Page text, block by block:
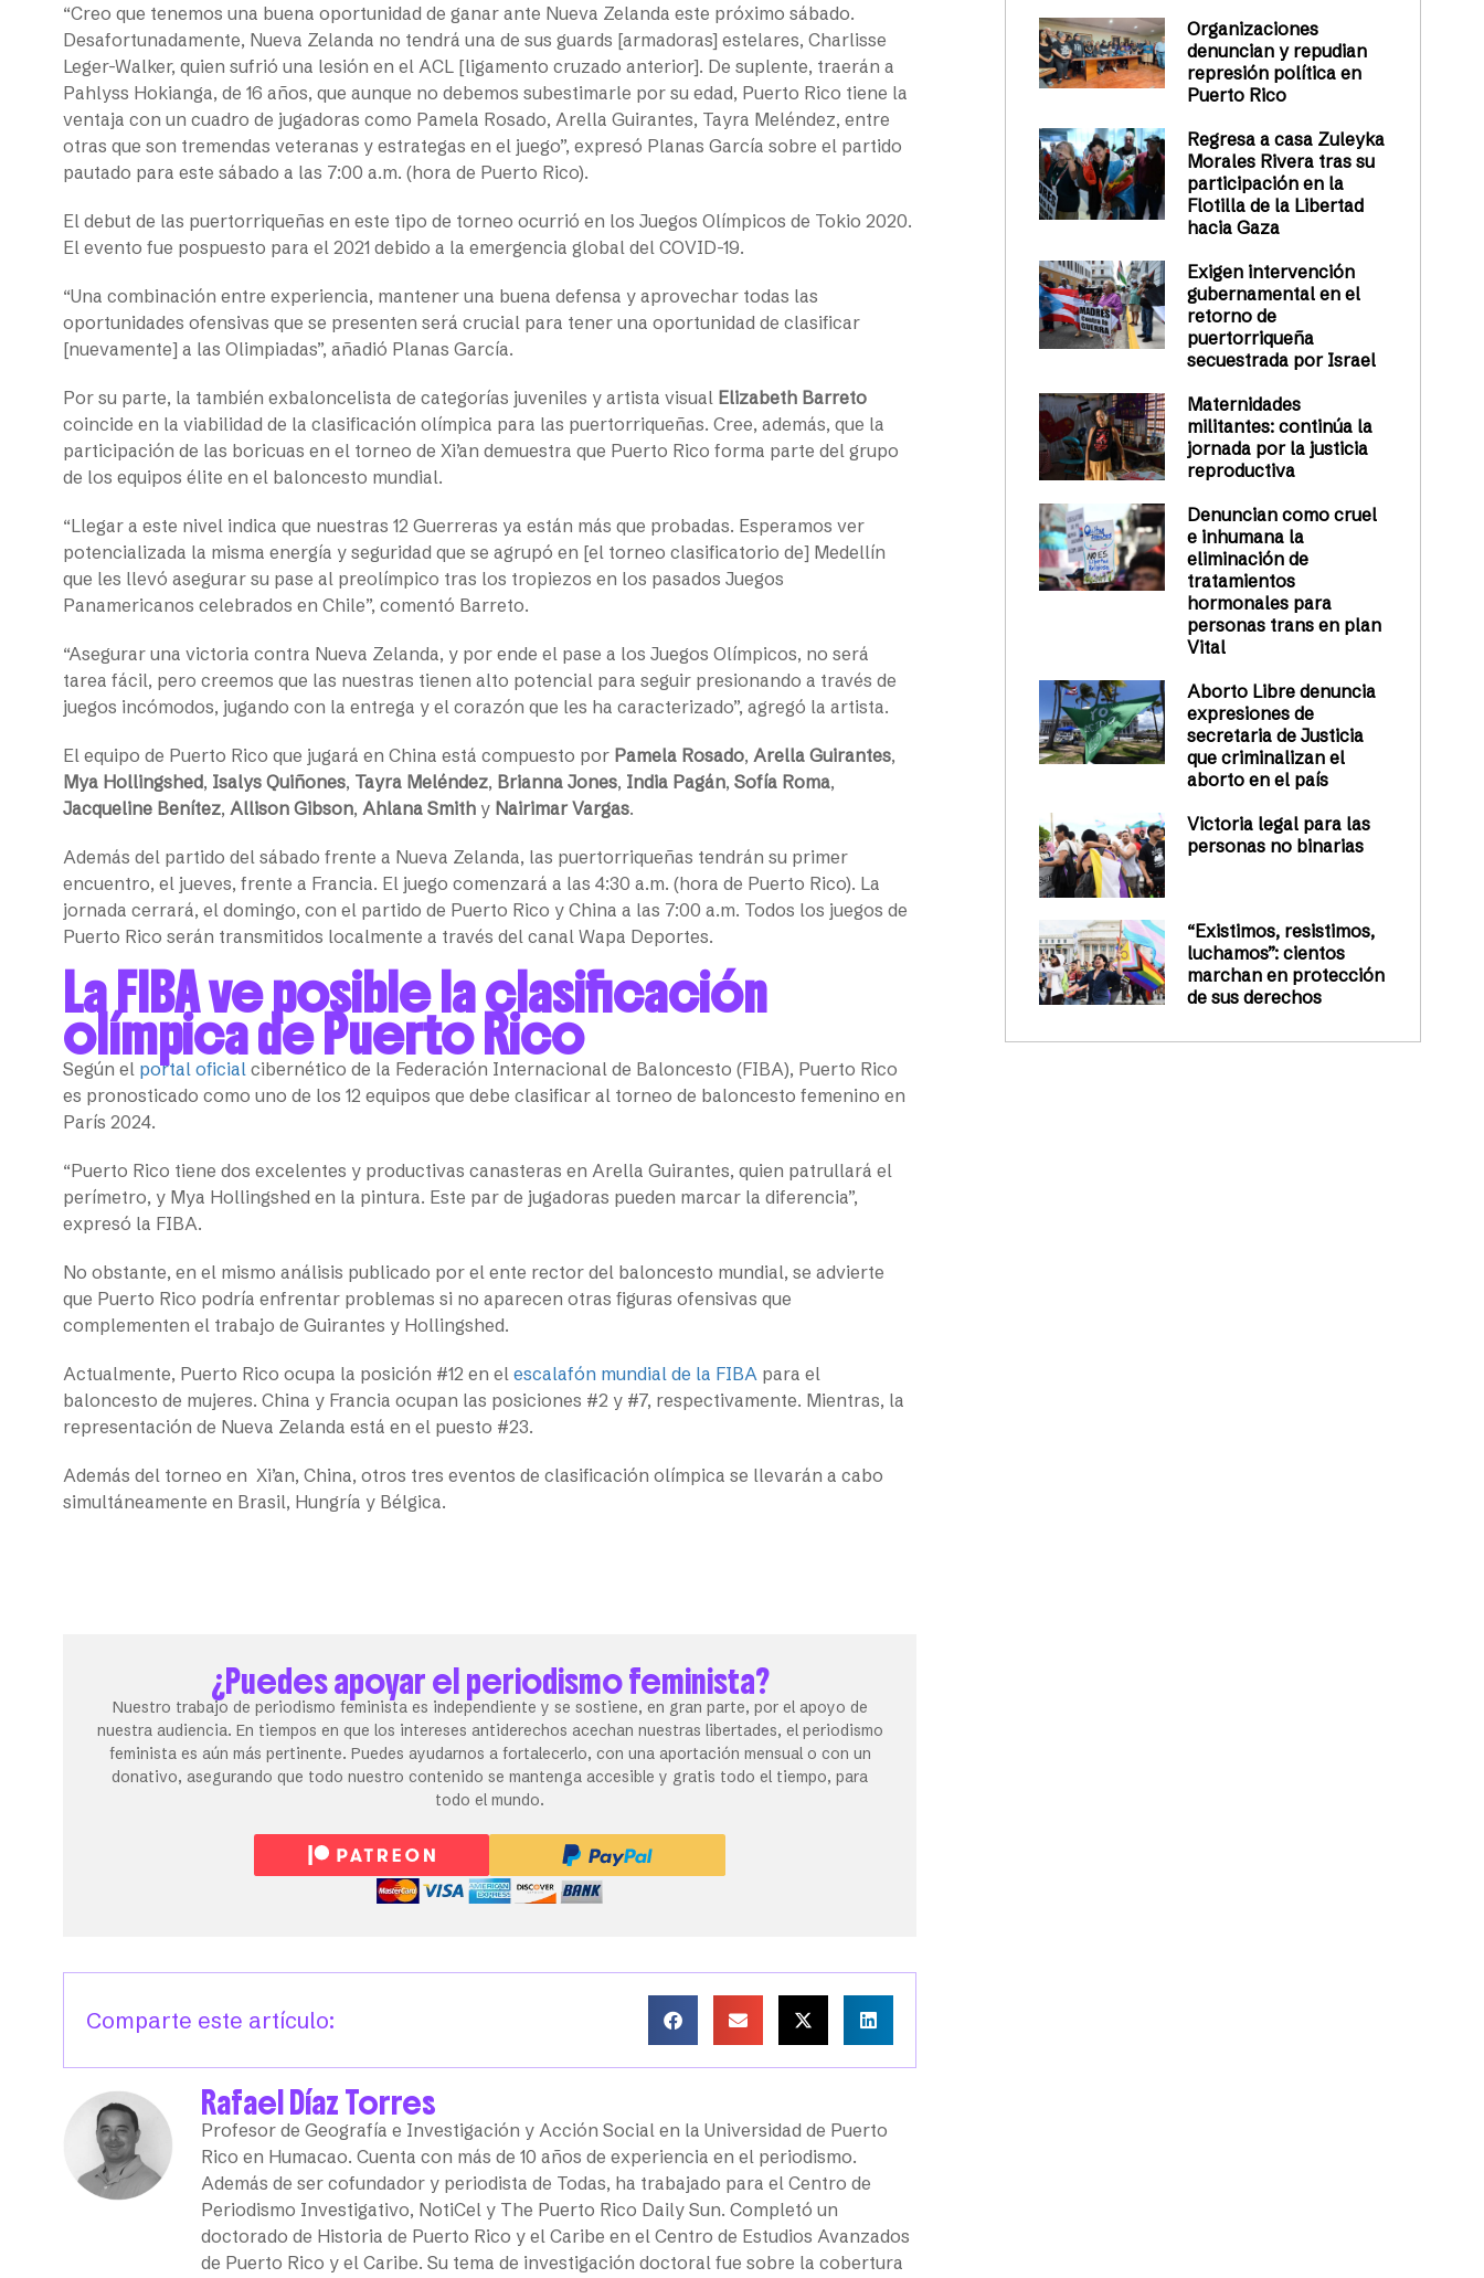
“Creo que tenemos una buena oportunidad de ganar ante Nueva Zelanda este próximo sábado.
Desafortunadamente, Nueva Zelanda no tendrá una de sus guards [armadoras] estelares, Charlisse
Leger-Walker, quien sufrió una lesión en el ACL [ligamento cruzado anterior]. De suplente, traerán a
Pahlyss Hokianga, de 16 años, que aunque no debemos subestimarle por su edad, Puerto Rico tiene la
ventaja con un cuadro de jugadoras como Pamela Rosado, Arella Guirantes, Tayra Meléndez, entre
otras que son tremendas veteranas y estrategas en el juego”, expresó Planas García sobre el partido
pautado para este sábado a las 7:00 a.m. (hora de Puerto Rico).
El debut de las puertorriqueñas en este tipo de torneo ocurrió en los Juegos Olímpicos de Tokio 2020.
El evento fue pospuesto para el 2021 debido a la emergencia global del COVID-19.
“Una combinación entre experiencia, mantener una buena defensa y aprovechar todas las
oportunidades ofensivas que se presenten será crucial para tener una oportunidad de clasificar
[nuevamente] a las Olimpiadas”, añadió Planas García.
Por su parte, la también exbaloncelista de categorías juveniles y artista visual Elizabeth Barreto
coincide en la viabilidad de la clasificación olímpica para las puertorriqueñas. Cree, además, que la
participación de las boricuas en el torneo de Xi’an demuestra que Puerto Rico forma parte del grupo
de los equipos élite en el baloncesto mundial.
“Llegar a este nivel indica que nuestras 12 Guerreras ya están más que probadas. Esperamos ver
potencializada la misma energía y seguridad que se agrupó en [el torneo clasificatorio de] Medellín
que les llevó asegurar su pase al preolímpico tras los tropiezos en los pasados Juegos
Panamericanos celebrados en Chile”, comentó Barreto.
“Asegurar una victoria contra Nueva Zelanda, y por ende el pase a los Juegos Olímpicos, no será
tarea fácil, pero creemos que las nuestras tienen alto potencial para seguir presionando a través de
juegos incómodos, jugando con la entrega y el corazón que les ha caracterizado”, agregó la artista.
El equipo de Puerto Rico que jugará en China está compuesto por Pamela Rosado, Arella Guirantes,
Mya Hollingshed, Isalys Quiñones, Tayra Meléndez, Brianna Jones, India Pagán, Sofía Roma,
Jacqueline Benítez, Allison Gibson, Ahlana Smith y Nairimar Vargas.
Además del partido del sábado frente a Nueva Zelanda, las puertorriqueñas tendrán su primer
encuentro, el jueves, frente a Francia. El juego comenzará a las 4:30 a.m. (hora de Puerto Rico). La
jornada cerrará, el domingo, con el partido de Puerto Rico y China a las 7:00 a.m. Todos los juegos de
Puerto Rico serán transmitidos localmente a través del canal Wapa Deportes.
La FIBA ve posible la clasificación
olímpica de Puerto Rico
Según el portal oficial cibernético de la Federación Internacional de Baloncesto (FIBA), Puerto Rico
es pronosticado como uno de los 12 equipos que debe clasificar al torneo de baloncesto femenino en
París 2024.
“Puerto Rico tiene dos excelentes y productivas canasteras en Arella Guirantes, quien patrullará el
perímetro, y Mya Hollingshed en la pintura. Este par de jugadoras pueden marcar la diferencia”,
expresó la FIBA.
No obstante, en el mismo análisis publicado por el ente rector del baloncesto mundial, se advierte
que Puerto Rico podría enfrentar problemas si no aparecen otras figuras ofensivas que
complementen el trabajo de Guirantes y Hollingshed.
Actualmente, Puerto Rico ocupa la posición #12 en el escalafón mundial de la FIBA para el
baloncesto de mujeres. China y Francia ocupan las posiciones #2 y #7, respectivamente. Mientras, la
representación de Nueva Zelanda está en el puesto #23.
Además del torneo en Xi’an, China, otros tres eventos de clasificación olímpica se llevarán a cabo
simultáneamente en Brasil, Hungría y Bélgica.
¿Puedes apoyar el periodismo feminista?
Nuestro trabajo de periodismo feminista es independiente y se sostiene, en gran parte, por el apoyo de
nuestra audiencia. En tiempos en que los intereses antiderechos acechan nuestras libertades, el periodismo
feminista es aún más pertinente. Puedes ayudarnos a fortalecerlo, con una aportación mensual o con un
donativo, asegurando que todo nuestro contenido se mantenga accesible y gratis todo el tiempo, para
todo el mundo.
Comparte este artículo:
Rafael Díaz Torres
Profesor de Geografía e Investigación y Acción Social en la Universidad de Puerto
Rico en Humacao. Cuenta con más de 10 años de experiencia en el periodismo.
Además de ser cofundador y periodista de Todas, ha trabajado para el Centro de
Periodismo Investigativo, NotiCel y The Puerto Rico Daily Sun. Completó un
doctorado de Historia de Puerto Rico y el Caribe en el Centro de Estudios Avanzados
de Puerto Rico y el Caribe. Su tema de investigación doctoral fue sobre la cobertura
Organizaciones
denuncian y repudian
represión política en
Puerto Rico
Regresa a casa Zuleyka
Morales Rivera tras su
participación en la
Flotilla de la Libertad
hacia Gaza
Exigen intervención
gubernamental en el
retorno de
puertorriqueña
secuestrada por Israel
Maternidades
militantes: continúa la
jornada por la justicia
reproductiva
Denuncian como cruel
e inhumana la
eliminación de
tratamientos
hormonales para
personas trans en plan
Vital
Aborto Libre denuncia
expresiones de
secretaria de Justicia
que criminalizan el
aborto en el país
Victoria legal para las
personas no binarias
“Existimos, resistimos,
luchamos”: cientos
marchan en protección
de sus derechos